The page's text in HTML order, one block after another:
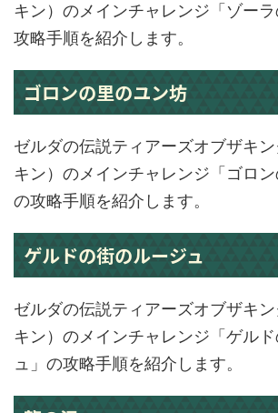
キン）のメインチャレンジ「ゾー
攻略手順を紹介します。
ゴロンの里のユン坊
ゼルダの伝説ティアーズオブザキ
キン）のメインチャレンジ「ゴロン
の攻略手順を紹介します。
ゲルドの街のルージュ
ゼルダの伝説ティアーズオブザキ
キン）のメインチャレンジ「ゲル
ュ」の攻略手順を紹介します。